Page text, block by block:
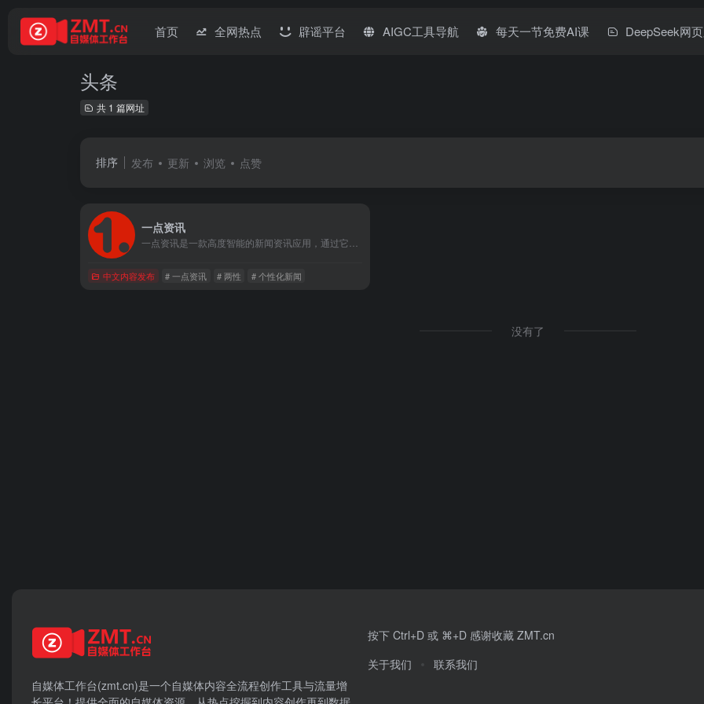
首页 全网热点 辟谣平台 AIGC工具导航 每天一节免费AI课 DeepSeek网
头条
共 1 篇网址
排序 发布 更新 浏览 点赞
一点资讯
中文内容发布 # 一点资讯 # 两性 # 个性化新闻
没有了
自媒体工作台(zmt.cn)是一个自媒体内容全流程创作工具与流量增
按下 Ctrl+D 或 ⌘+D 感谢收藏 ZMT.cn
关于我们
联系我们